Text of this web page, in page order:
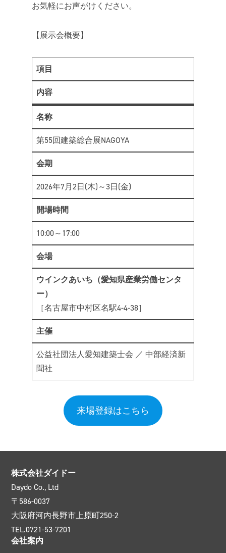
お気軽にお声がけください。
【展示会概要】
項目
内容
名称
第55回建築総合展NAGOYA
会期
2026年7月2日(木)～3日(金)
開場時間
10:00～17:00
会場
ウインクあいち（愛知県産業労働センタ
ー）
［名古屋市中村区名駅4-4-38］
主催
公益社団法人愛知建築士会 ／ 中部経済新
聞社
来場登録はこちら
株式会社ダイドー
Daydo Co., Ltd
〒586-0037
大阪府河内長野市上原町250-2
TEL.0721-53-7201
会社案内